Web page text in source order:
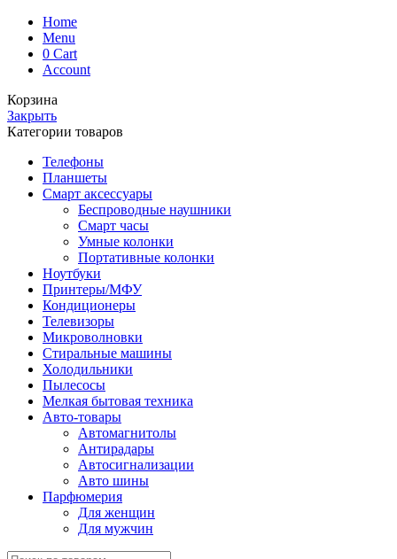
Home
Menu
0 Cart
Account
Корзина
Закрыть
Категории товаров
Телефоны
Планшеты
Смарт аксессуары
Беспроводные наушники
Смарт часы
Умные колонки
Портативные колонки
Ноутбуки
Принтеры/МФУ
Кондиционеры
Телевизоры
Микроволновки
Стиральные машины
Холодильники
Пылесосы
Мелкая бытовая техника
Авто-товары
Автомагнитолы
Антирадары
Автосигнализации
Авто шины
Парфюмерия
Для женщин
Для мужчин